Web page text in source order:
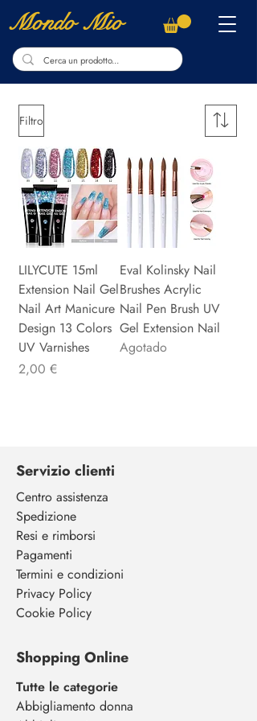
Mondo Mio
Filtro
LILYCUTE 15ml
Extension Nail Gel
Nail Art Manicure
Design 13 Colors
UV Varnishes
Precio
2,00 €
Eval Kolinsky Nail
Brushes Acrylic
Nail Pen Brush UV
Gel Extension Nail
Agotado
Servizio clienti
Centro assistenza
Spedizione
Resi e rimborsi
Pagamenti
Termini e condizioni
Privacy Policy
Cookie Policy
Shopping Online
Tutte le categorie
Abbigliamento donna